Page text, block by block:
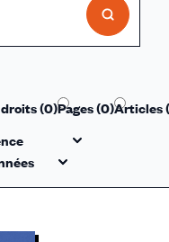
(0)Pages (0)Articles (